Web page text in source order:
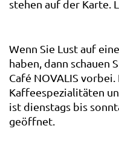
stehen auf der Karte.
Wenn Sie Lust auf
haben, dann schauen
Café NOVALIS
Kaffeespezialitäten
ist dienstags bis
geöffnet.